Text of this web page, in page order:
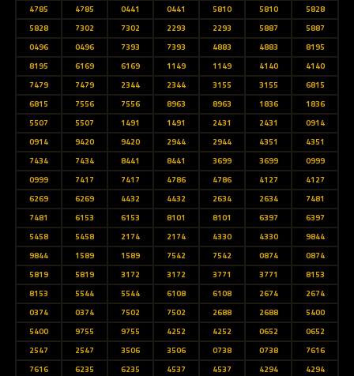
4785
4785 0441 0441 5810 5810
5828
5828
7302 7302 2293 2293 5887
5887
0496
0496 7393 7393 4883 4883
8195
8195
6169 6169 1149 1149 4140
4140
7479
7479 2344 2344 3155 3155
6815
6815
7556 7556 8963 8963 1836
1836
5507
5507 1491 1491 2431 2431
0914
0914
9420 9420 2944 2944 4351
4351
7434
7434 8441 8441 3699 3699
0999
0999
7417 7417 4786 4786 4127
4127
6269
6269 4432 4432 2634 2634
7481
7481
6153 6153 8101 8101 6397
6397
5458
5458 2174 2174 4330 4330
9844
9844
1589 1589 7542 7542 0874
0874
5819
5819 3172 3172 3771 3771
8153
8153
5544 5544 6108 6108 2674
2674
0374
0374 7502 7502 2688 2688
5400
5400
9755 9755 4252 4252 0652
0652
2547
2547 3506 3506 0738 0738
7616
7616
6235 6235 4537 4537 4294
4294